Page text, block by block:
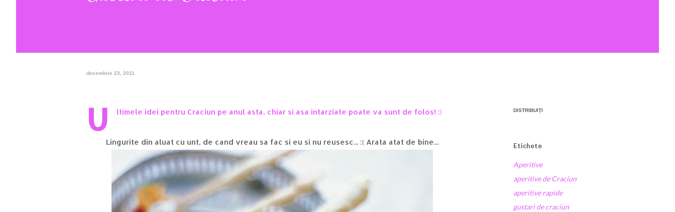
decembrie 23, 2011
U ltimele idei pentru Craciun pe anul asta, chiar si asa intarziate poate va sunt de folos! :)
Lingurite din aluat cu unt, de cand vreau sa fac si eu si nu reusesc... :( Arata atat de bine...
DISTRIBUIȚI
Etichete
Aperitive
aperitive de Craciun
aperitive rapide
gustari de craciun